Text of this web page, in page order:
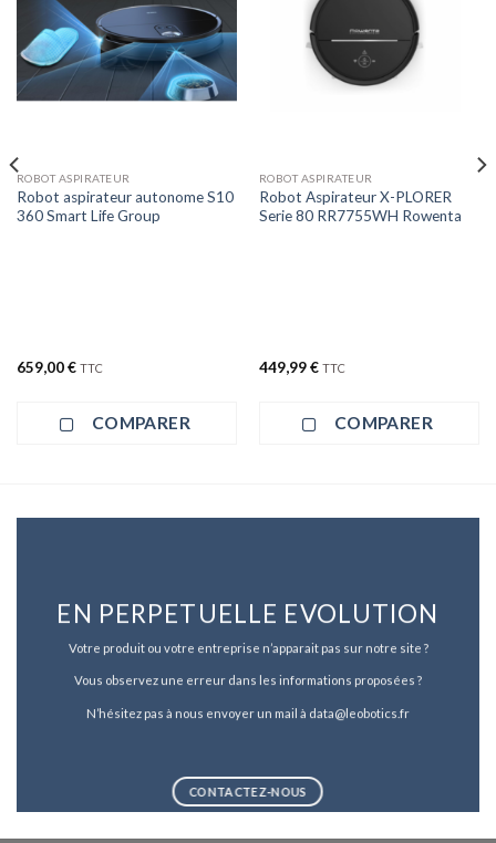
ROBOT ASPIRATEUR
Robot aspirateur autonome S10
360 Smart Life Group
659,00€ TTC
COMPARER
ROBOT ASPIRATEUR
Robot Aspirateur X-PLORER
Serie 80 RR7755WH Rowenta
449,99€ TTC
COMPARER
EN PERPETUELLE EVOLUTION
Votre produit ou votre entreprise n’apparait pas sur notre site ?
Vous observez une erreur dans les informations proposées ?
N’hésitez pas à nous envoyer un mail à data@leobotics.fr
CONTACTEZ-NOUS